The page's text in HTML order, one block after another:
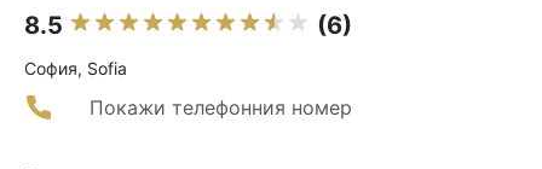
8.5 (6)
София, Sofia
Покажи телефонния номер